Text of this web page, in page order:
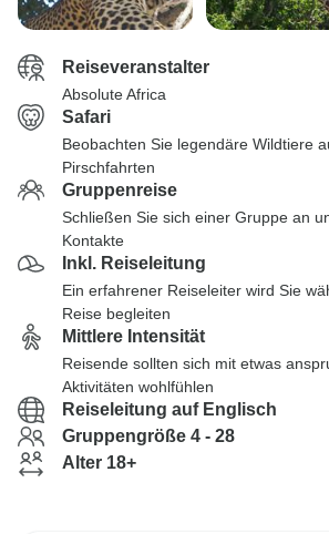
Reiseveranstalter
Absolute Africa
Safari
Beobachten Sie legendäre Wildtiere
Pirschfahrten
Gruppenreise
Schließen Sie sich einer Gruppe an
Kontakte
Inkl. Reiseleitung
Ein erfahrener Reiseleiter wird Sie
Reise begleiten
Mittlere Intensität
Reisende sollten sich mit etwas
Aktivitäten wohlfühlen
Reiseleitung auf Englisch
Gruppengröße 4 - 28
Alter 18+